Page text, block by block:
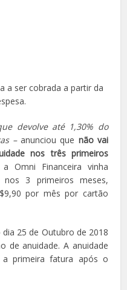
a ser cobrada a partir da
devolve até 1,30% do
–anunciou que não vai
nos três primeiros
Omni Financeira vinha
nos 3 primeiros meses,
por mês por cartão
25 de Outubro de 2018
de anuidade. A anuidade
a primeira fatura após o